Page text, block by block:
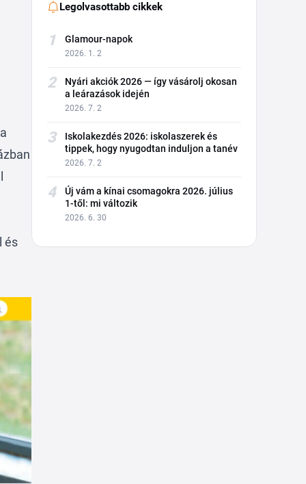
és
Legolvasottabb cikkek
1 Glamour-napok
2026. 1. 2
2
Nyári akciók 2026 — így vásárolj okosan
a leárazások idején
2026. 7. 2
3
Iskolakezdés 2026: iskolaszerek és
tippek, hogy nyugodtan induljon a tanév
2026. 7. 2
4
Új vám a kínai csomagokra 2026. július
1-től: mi változik
2026. 6. 30